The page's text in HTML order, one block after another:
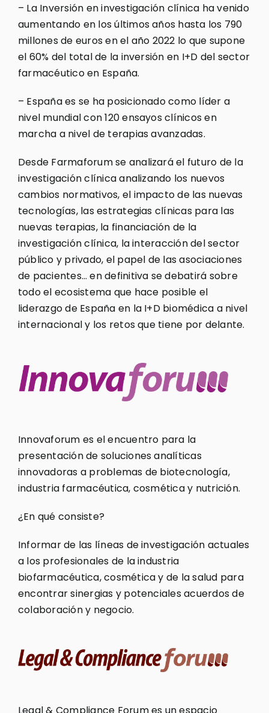
– La Inversión en investigación clínica ha venido
aumentando en los últimos años hasta los 790
millones de euros en el año 2022 lo que supone
el 60% del total de la inversión en I+D del sector
farmacéutico en España.
– España es se ha posicionado como líder a
nivel mundial con 120 ensayos clínicos en
marcha a nivel de terapias avanzadas.
Desde Farmaforum se analizará el futuro de la
investigación clínica analizando los nuevos
cambios normativos, el impacto de las nuevas
tecnologías, las estrategias clínicas para las
nuevas terapias, la financiación de la
investigación clínica, la interacción del sector
público y privado, el papel de las asociaciones
de pacientes… en definitiva se debatirá sobre
todo el ecosistema que hace posible el
liderazgo de España en la I+D biomédica a nivel
internacional y los retos que tiene por delante.
Innovaforum es el encuentro para la
presentación de soluciones analíticas
innovadoras a problemas de biotecnología,
industria farmacéutica, cosmética y nutrición.
¿En qué consiste?
Informar de las líneas de investigación actuales
a los profesionales de la industria
biofarmacéutica, cosmética y de la salud para
encontrar sinergias y potenciales acuerdos de
colaboración y negocio.